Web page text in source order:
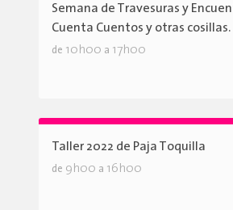
Semana de Travesuras y
Cuenta Cuentos y otras cosillas.
de 10h00 a 17h00
Taller 2022 de Paja Toquilla
de 9h00 a 16h00